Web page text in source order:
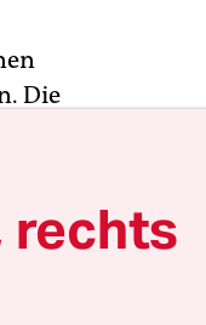
Die
zu
rechts